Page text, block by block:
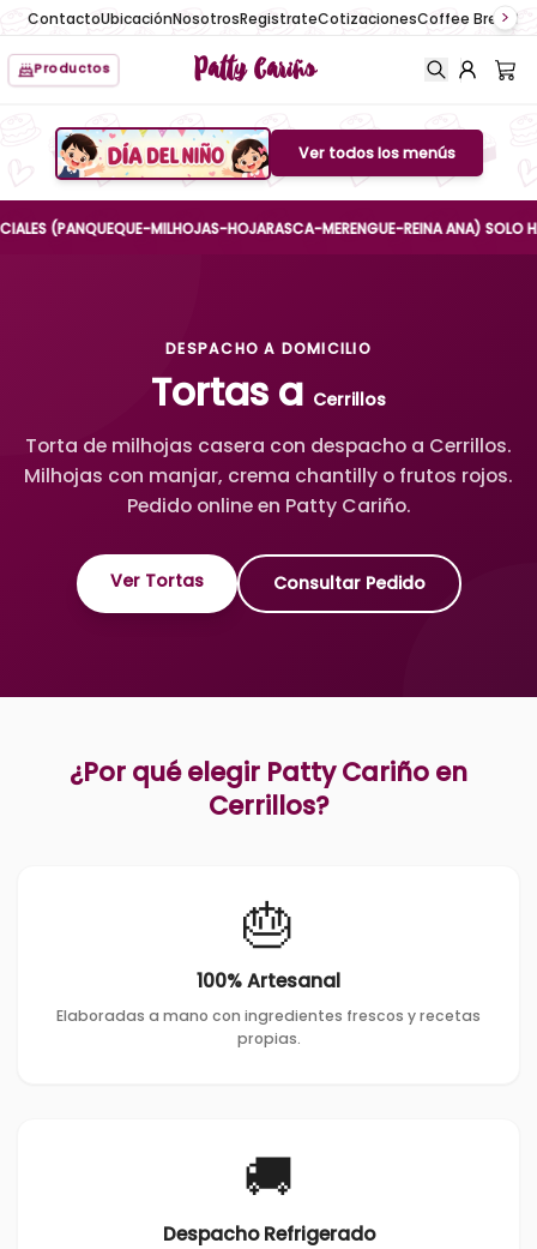
ContactoUbicaciónNosotrosRegistrateCotizacionesCoffee Break
Productos Patty Cariño
Boton de menu
Ver todos los menús
(PANQUEQUE-MILHOJAS-HOJARASCA-MERENGUE-REINA ANA) SOLO HASTA
DESPACHO A DOMICILIO
Tortas a Cerrillos
Torta de milhojas casera con despacho a Cerrillos.
Milhojas con manjar, crema chantilly o frutos rojos.
Pedido online en Patty Cariño.
Ver Tortas Consultar Pedido
¿Por qué elegir Patty Cariño en
Cerrillos?
🎂
100% Artesanal
Elaboradas a mano con ingredientes frescos y recetas
propias.
🚚
Despacho Refrigerado